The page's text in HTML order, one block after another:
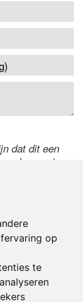
op
te
dat dit een
over in